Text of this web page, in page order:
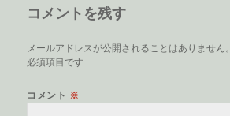
コメントを残す
メールアドレスが公開されることはありません。
必須項目です
コメント ※